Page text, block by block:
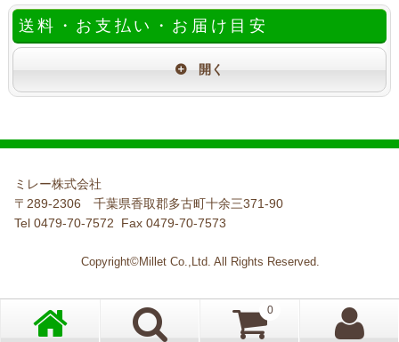
0
送料・お支払い・お届け目安
ミレー株式会社
〒289-2306 千葉県香取郡多古町十余三371-90
Tel 0479-70-7572 Fax 0479-70-7573
Copyright©Millet Co.,Ltd. All Rights Reserved.